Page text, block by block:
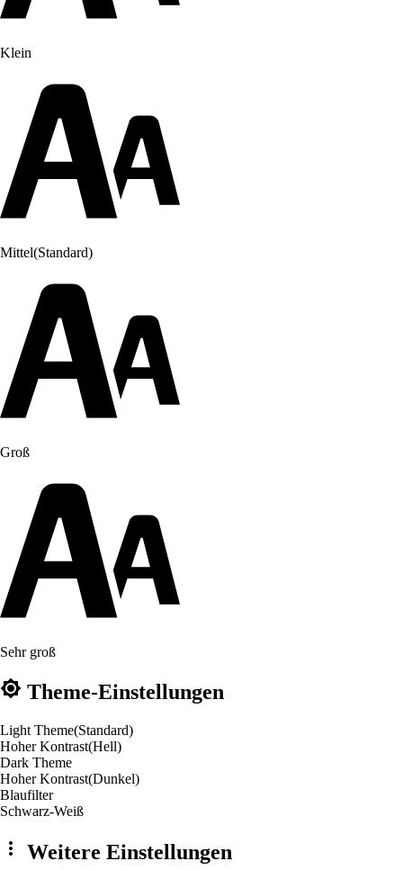
Klein
Mittel(Standard)
Groß
Sehr groß
Theme-Einstellungen
Light Theme(Standard)
Hoher Kontrast(Hell)
Dark Theme
Hoher Kontrast(Dunkel)
Blaufilter
Schwarz-Weiß
Weitere Einstellungen